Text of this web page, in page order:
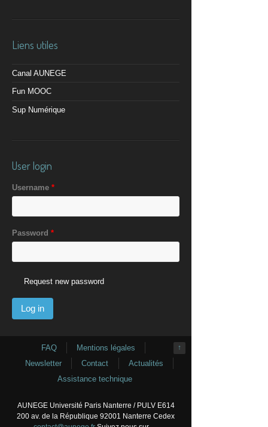
Liens utiles
Canal AUNEGE
Fun MOOC
Sup Numérique
User login
Username *
Password *
Request new password
↑
FAQ
Mentions légales
Newsletter
Contact
Actualités
Assistance technique
AUNEGE Université Paris Nanterre / PULV E614
200 av. de la République 92001 Nanterre Cedex